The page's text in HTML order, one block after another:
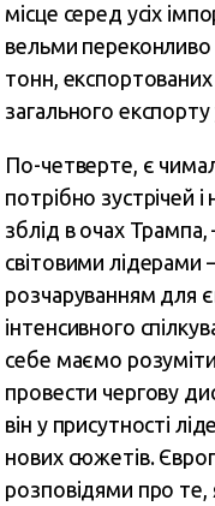
місце серед усіх
вельми переконливо
тонн,
загального
По-четверте, є
потрібно зустрічей
зблід в очах
світовими лідерами
розчаруванням для
інтенсивного
себе маємо
провести чергову
він у присутності
нових сюжетів.
розповідями про те,